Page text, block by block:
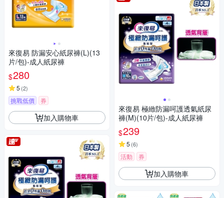
來復易 防漏安心紙尿褲(L)(13
片/包)-成人紙尿褲
$280
5 (2)
挑戰低價 券
加入購物車
來復易 極緻防漏呵護透氣紙尿
褲(M)(10片/包)-成人紙尿褲
$239
5 (6)
活動 券
加入購物車